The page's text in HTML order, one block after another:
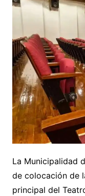
La Municipalidad
de colocación de
principal del